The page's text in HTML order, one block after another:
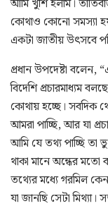
আমি খুশি হলাম।
কোথাও কোনো সমস্যা
একটা জাতীয় উৎসবে
প্রধান উপদেষ্টা
বিদেশি প্রচারমাধ্যম
কোথায় হচ্ছে। সবদিক
আমরা পাচ্ছি, আর যা
আমি যে তথ্য পাচ্ছি
থাকা মানে অন্ধের
তথ্যের মধ্যে গরমিল
যা জানছি সেটা মিথ্যা।